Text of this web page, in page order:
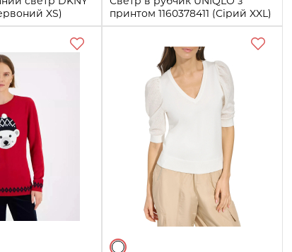
XS)
принтом 1160378411 (Сірий XXL)
Купити